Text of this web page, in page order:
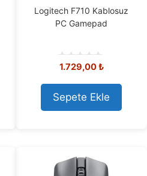
Logitech F710 Kablosuz
PC Gamepad
0
u
t
o
f
1.729,00₺
Sepete Ekle